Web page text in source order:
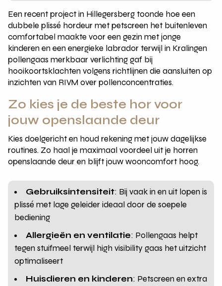
Een recent project in Hillegersberg toonde hoe een
dubbele plissé hordeur met petscreen het buitenleven
comfortabel maakte voor een gezin met jonge
kinderen en een energieke labrador terwijl in Kralingen
pollengaas merkbaar verlichting gaf bij
hooikoortsklachten volgens richtlijnen die aansluiten op
inzichten van RIVM over pollenconcentraties.
Zo kies je de beste hor voor
jouw openslaande deur
Kies doelgericht en houd rekening met jouw dagelijkse
routines. Zo haal je maximaal voordeel uit je horren
openslaande deur en blijft jouw wooncomfort hoog.
Gebruiksintensiteit: Bij vaak in en uit lopen is
plissé met lage geleider ideaal door de soepele
bediening
Allergieën en ventilatie: Pollengaas helpt
tegen stuifmeel terwijl high visibility gaas het uitzicht
optimaliseert
Huisdieren en kinderen: Petscreen en extra